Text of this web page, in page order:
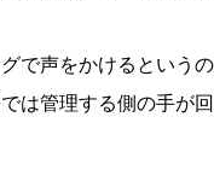
で声をかけるという
は管理する側の手が